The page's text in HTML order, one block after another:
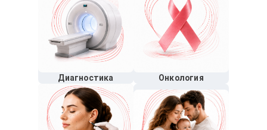
Диагностика Онкология